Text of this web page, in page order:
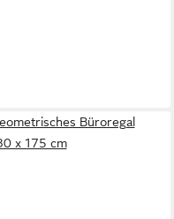
Büroregal
x 175 cm